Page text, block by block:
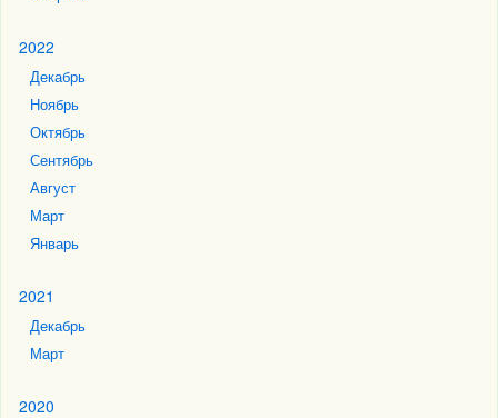
2022
Декабрь
Ноябрь
Октябрь
Сентябрь
Август
Март
Январь
2021
Декабрь
Март
2020